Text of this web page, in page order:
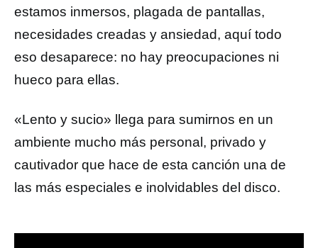
estamos inmersos, plagada de pantallas,
necesidades creadas y ansiedad, aquí todo
eso desaparece: no hay preocupaciones ni
hueco para ellas.
«Lento y sucio» llega para sumirnos en un
ambiente mucho más personal, privado y
cautivador que hace de esta canción una de
las más especiales e inolvidables del disco.